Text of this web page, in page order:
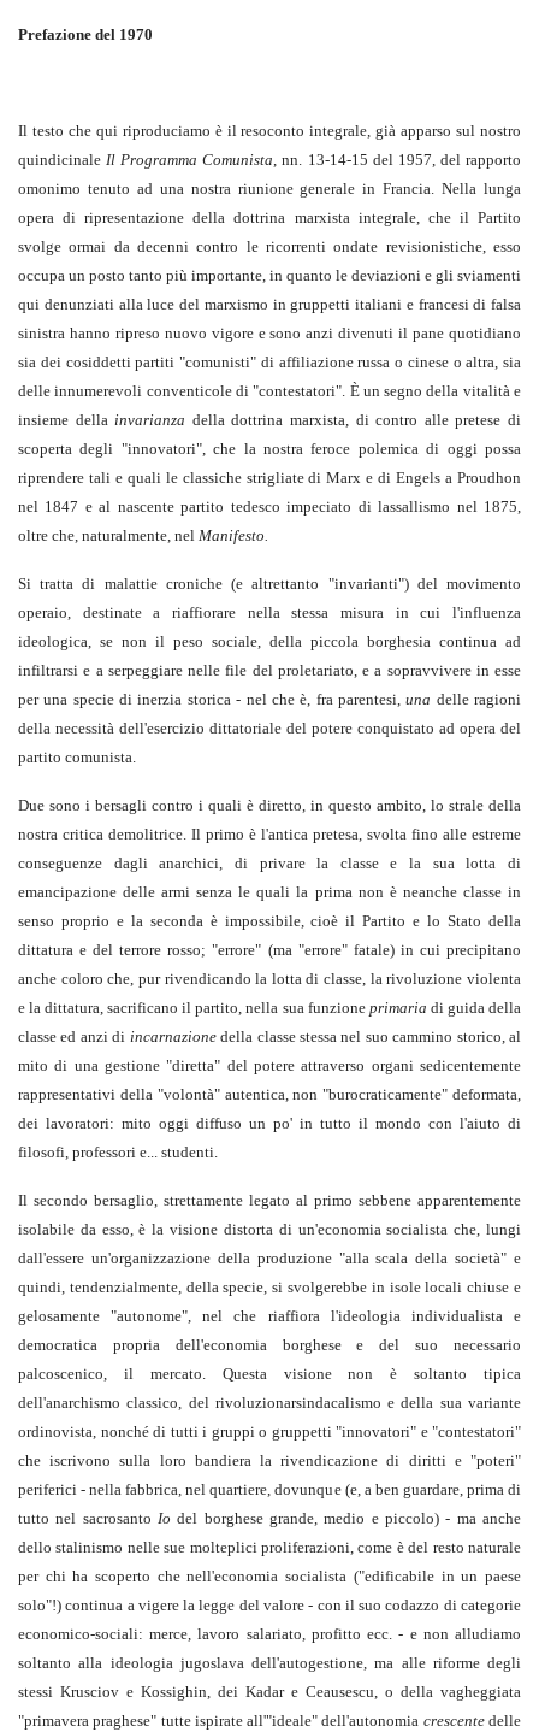
Prefazione del 1970
Il testo che qui riproduciamo è il resoconto integrale, già apparso sul nostro
quindicinaleIl Programma Comunista, nn. 13-14-15 del 1957, del rapporto
omonimo tenuto ad una nostra riunione generale in Francia. Nella lunga
opera di ripresentazione della dottrina marxista integrale, che il Partito
svolge ormai da decenni contro le ricorrenti ondate revisionistiche, esso
occupa un posto tanto più importante, in quanto le deviazioni e gli sviamenti
qui denunziati alla luce del marxismo in gruppetti italiani e francesi di falsa
sinistra hanno ripreso nuovo vigore e sono anzi divenuti il pane quotidiano
sia dei cosiddetti partiti "comunisti" di affiliazione russa o cinese o altra, sia
delle innumerevoli conventicole di "contestatori". È un segno della vitalità e
insieme dellainvarianza della dottrina marxista, di contro alle pretese di
scoperta degli "innovatori", che la nostra feroce polemica di oggi possa
riprendere tali e quali le classiche strigliate di Marx e di Engels a Proudhon
nel 1847 e al nascente partito tedesco impeciato di lassallismo nel 1875,
oltre che, naturalmente, nel Manifesto.
Si tratta di malattie croniche (e altrettanto "invarianti") del movimento
operaio, destinate a riaffiorare nella stessa misura in cui l'influenza
ideologica, se non il peso sociale, della piccola borghesia continua ad
infiltrarsi e a serpeggiare nelle file del proletariato, e a sopravvivere in esse
per una specie di inerzia storica - nel che è, fra parentesi,una delle ragioni
della necessità dell'esercizio dittatoriale del potere conquistato ad opera del
partito comunista.
Due sono i bersagli contro i quali è diretto, in questo ambito, lo strale della
nostra critica demolitrice. Il primo è l'antica pretesa, svolta fino alle estreme
conseguenze dagli anarchici, di privare la classe e la sua lotta di
emancipazione delle armi senza le quali la prima non è neanche classe in
senso proprio e la seconda è impossibile, cioè il Partito e lo Stato della
dittatura e del terrore rosso; "errore" (ma "errore" fatale) in cui precipitano
anche coloro che, pur rivendicando la lotta di classe, la rivoluzione violenta
e la dittatura, sacrificano il partito, nella sua funzione primaria di guida della
classe ed anzi di incarnazionedella classe stessa nel suo cammino storico, al
mito di una gestione "diretta" del potere attraverso organi sedicentemente
rappresentativi della "volontà" autentica, non "burocraticamente" deformata,
dei lavoratori: mito oggi diffuso un po' in tutto il mondo con l'aiuto di
filosofi, professori e... studenti.
Il secondo bersaglio, strettamente legato al primo sebbene apparentemente
isolabile da esso, è la visione distorta di un'economia socialista che, lungi
dall'essere un'organizzazione della produzione "alla scala della società" e
quindi, tendenzialmente, della specie, si svolgerebbe in isole locali chiuse e
gelosamente "autonome", nel che riaffiora l'ideologia individualista e
democratica propria dell'economia borghese e del suo necessario
palcoscenico, il mercato. Questa visione non è soltanto tipica
dell'anarchismo classico, del rivoluzionarsindacalismo e della sua variante
ordinovista, nonché di tutti i gruppi o gruppetti "innovatori" e "contestatori"
che iscrivono sulla loro bandiera la rivendicazione di diritti e "poteri"
periferici - nella fabbrica, nel quartiere, dovunque (e, a ben guardare, prima di
tutto nel sacrosanto Io del borghese grande, medio e piccolo) - ma anche
dello stalinismo nelle sue molteplici proliferazioni, come è del resto naturale
per chi ha scoperto che nell'economia socialista ("edificabile in un paese
solo"!) continua a vigere la legge del valore - con il suo codazzo di categorie
economico-sociali: merce, lavoro salariato, profitto ecc. - e non alludiamo
soltanto alla ideologia jugoslava dell'autogestione, ma alle riforme degli
stessi Krusciov e Kossighin, dei Kadar e Ceausescu, o della vagheggiata
"primavera praghese" tutte ispirate all'"ideale" dell'autonomia crescentedelle